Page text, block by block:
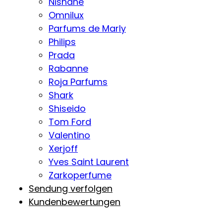
Omnilux
Parfums de Marly
Philips
Prada
Rabanne
Roja Parfums
Shark
Shiseido
Tom Ford
Valentino
Xerjoff
Yves Saint Laurent
Zarkoperfume
Sendung verfolgen
Kundenbewertungen